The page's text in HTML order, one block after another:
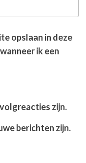
opslaan in deze
ik een
zijn.
berichten zijn.